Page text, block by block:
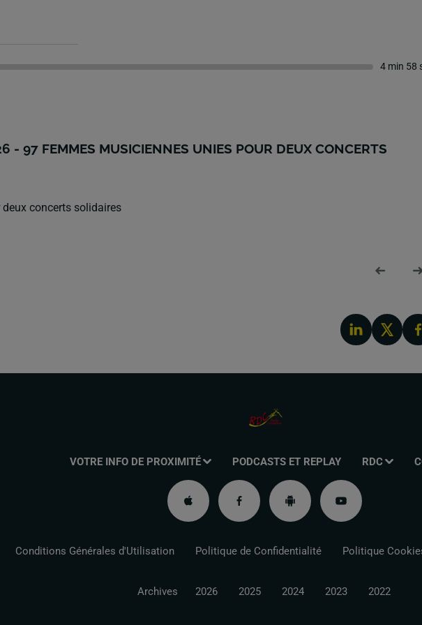
4 min 58
97 FEMMES MUSICIENNES UNIES POUR DEUX CONCERTS
concerts solidaires
VOTRE INFO DE PROXIMITÉ PODCASTS ET REPLAY RDC
Conditions Générales d'Utilisation Politique de Confidentialité Politique
Archives 2026 2025 2024 2023 2022